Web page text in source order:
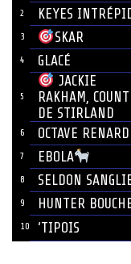
2 KEYES
3 SKAR
4 GLACÉ
5
JACKIE
RAKHAM,
DE STIRLAND
6 OCTAVE RENARD
7 EBOLA
8 SELDON
9 HUNTER
10 ‘TIPOIS